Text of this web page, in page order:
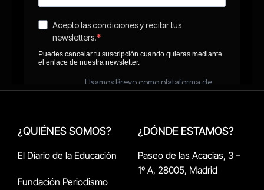
¿QUIÉNES SOMOS?
El Diario de la Educación
Fundación Periodismo
¿DÓNDE ESTAMOS?
Paseo de las Acacias, 3 –
1º A, 28005, Madrid